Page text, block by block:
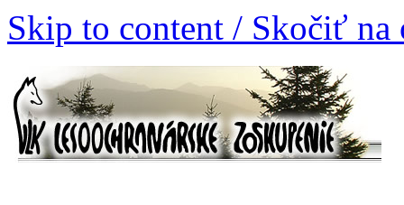
Skip to content / Skočiť na